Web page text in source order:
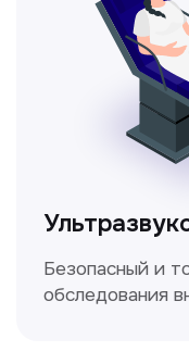
Доплерография